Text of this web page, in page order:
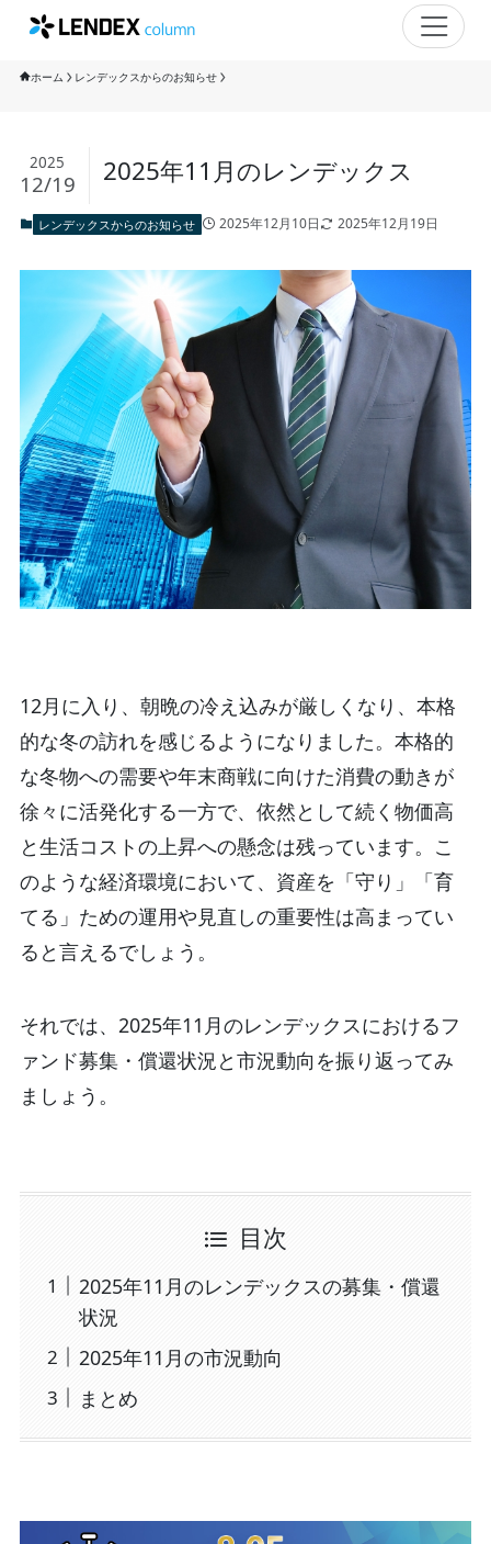
ホーム レンデックスからのお知らせ
2025年11月のレンデックス
2025
12/19
レンデックスからのお知らせ 2025年12月10日 2025年12月19日
12月に入り、朝晩の冷え込みが厳しくなり、本格
的な冬の訪れを感じるようになりました。本格的
な冬物への需要や年末商戦に向けた消費の動きが
徐々に活発化する一方で、依然として続く物価高
と生活コストの上昇への懸念は残っています。こ
のような経済環境において、資産を「守り」「育
てる」ための運用や見直しの重要性は高まってい
ると言えるでしょう。
それでは、2025年11月のレンデックスにおけるフ
ァンド募集・償還状況と市況動向を振り返ってみ
ましょう。
目次
2025年11月のレンデックスの募集・償還
状況
2025年11月の市況動向
まとめ